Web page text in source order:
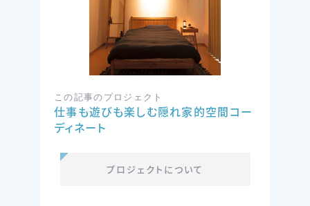
この記事のプロジェクト
仕事も遊びも楽しむ隠れ家的空間コー
ディネート
プロジェクトについて